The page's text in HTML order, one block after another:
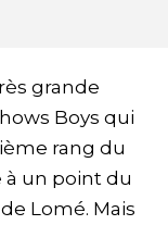
grande
Boys qui
rang du
à un point du
Lomé. Mais